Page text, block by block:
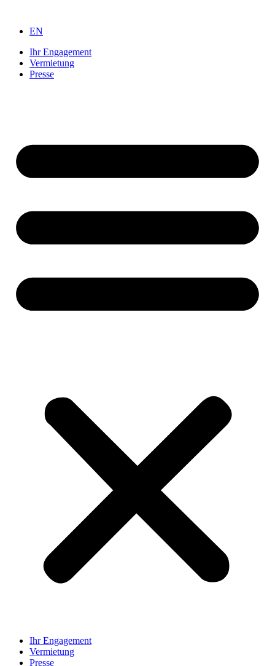
springen
EN
Ihr Engagement
Vermietung
Presse
Ihr Engagement
Vermietung
Presse